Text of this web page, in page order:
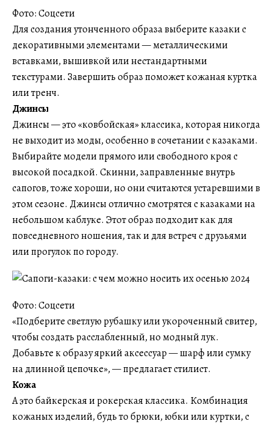
Фото: Соцсети
Для создания утонченного образа выберите казаки с
декоративными элементами — металлическими
вставками, вышивкой или нестандартными
текстурами. Завершить образ поможет кожаная куртка
или тренч.
Джинсы
Джинсы — это «ковбойская» классика, которая никогда
не выходит из моды, особенно в сочетании с казаками.
Выбирайте модели прямого или свободного кроя с
высокой посадкой. Скинни, заправленные внутрь
сапогов, тоже хороши, но они считаются устаревшими в
этом сезоне. Джинсы отлично смотрятся с казаками на
небольшом каблуке. Этот образ подходит как для
повседневного ношения, так и для встреч с друзьями
или прогулок по городу.
Фото: Соцсети
«Подберите светлую рубашку или укороченный свитер,
чтобы создать расслабленный, но модный лук.
Добавьте к образу яркий аксессуар — шарф или сумку
на длинной цепочке», — предлагает стилист.
Кожа
А это байкерская и рокерская классика. Комбинация
кожаных изделий, будь то брюки, юбки или куртки, с